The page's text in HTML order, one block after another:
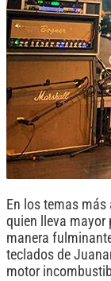
En los temas
quien lleva mayor
manera
teclados de
motor